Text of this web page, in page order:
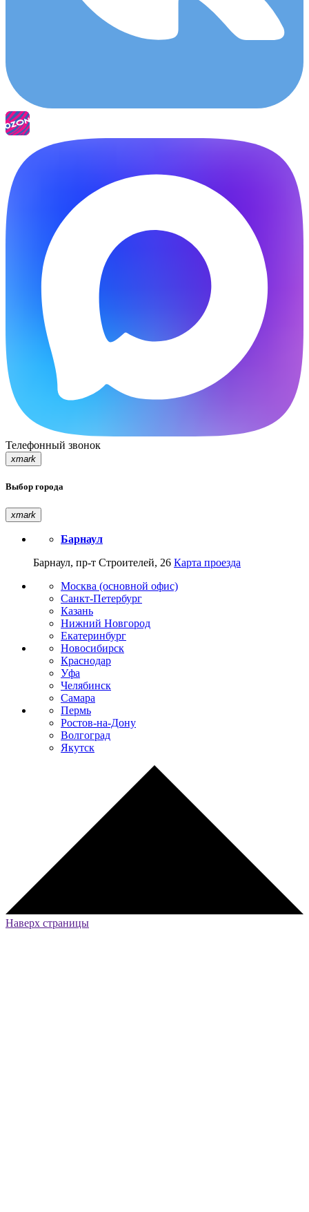
Телефонный звонок
xmark
Выбор города
xmark
Барнаул
Барнаул, пр-т Строителей, 26 Карта проезда
Москва (основной офис)
Санкт-Петербург
Казань
Нижний Новгород
Екатеринбург
Новосибирск
Краснодар
Уфа
Челябинск
Самара
Пермь
Ростов-на-Дону
Волгоград
Якутск
Наверх страницы